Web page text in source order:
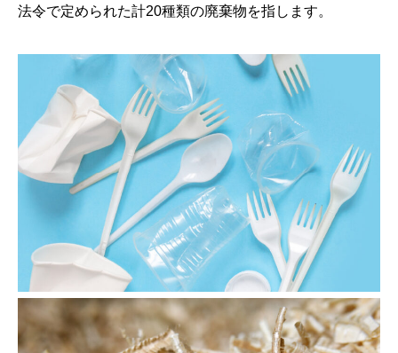
法令で定められた計20種類の廃棄物を指します。